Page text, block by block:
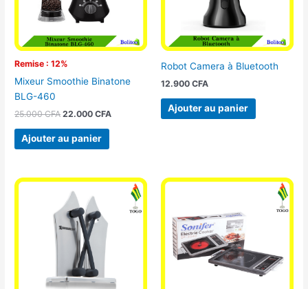
Remise : 12%
Mixeur Smoothie Binatone
BLG-460
25.000CFA 22.000CFA
Ajouter au panier
Robot Camera à Bluetooth
12.900 CFA
Ajouter au panier